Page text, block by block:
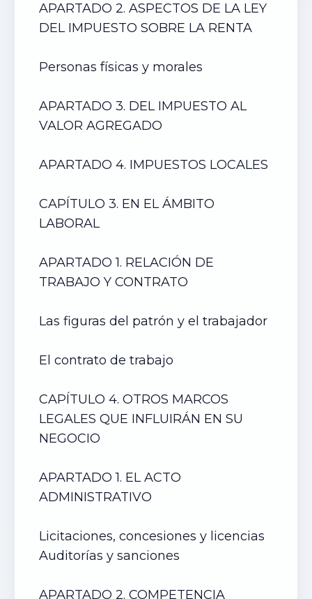
APARTADO 2. ASPECTOS DE LA LEY
DEL IMPUESTO SOBRE LA RENTA
Personas físicas y morales
APARTADO 3. DEL IMPUESTO AL
VALOR AGREGADO
APARTADO 4. IMPUESTOS LOCALES
CAPÍTULO 3. EN EL ÁMBITO
LABORAL
APARTADO 1. RELACIÓN DE
TRABAJO Y CONTRATO
Las figuras del patrón y el trabajador
El contrato de trabajo
CAPÍTULO 4. OTROS MARCOS
LEGALES QUE INFLUIRÁN EN SU
NEGOCIO
APARTADO 1. EL ACTO
ADMINISTRATIVO
Licitaciones, concesiones y licencias
Auditorías y sanciones
APARTADO 2. COMPETENCIA